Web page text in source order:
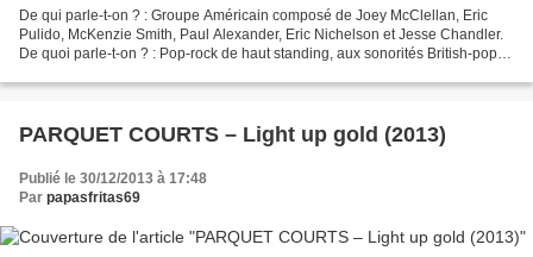
De qui parle-t-on ? : Groupe Américain composé de Joey McClellan, Eric
Pulido, McKenzie Smith, Paul Alexander, Eric Nichelson et Jesse Chandler.
De quoi parle-t-on ? : Pop-rock de haut standing, aux sonorités British-pop
PARQUET COURTS – Light up gold (2013)
Publié le 30/12/2013 à 17:48
Par papasfritas69